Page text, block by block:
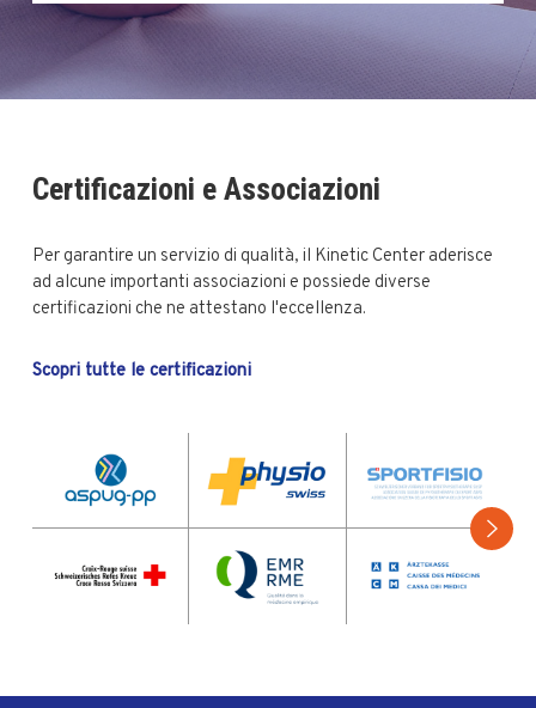
Certificazioni e Associazioni
Per garantire un servizio di qualità, il Kinetic Center aderisce
ad alcune importanti associazioni e possiede diverse
certificazioni che ne attestano l'eccellenza.
Scopri tutte le certificazioni